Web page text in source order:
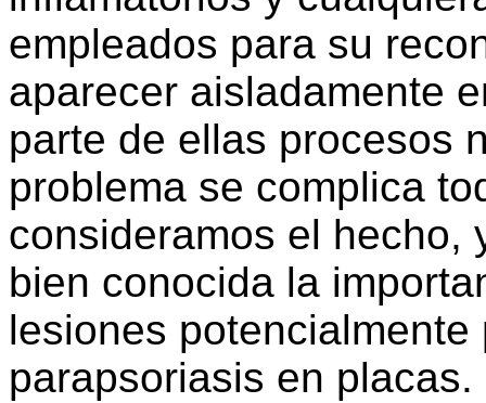
empleados para su
aparecer aisladamente
parte de ellas procesos
problema se complica
consideramos el hecho,
bien conocida la
lesiones
parapsoriasis en placas.